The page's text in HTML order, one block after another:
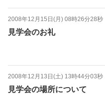
2008年12月15日(月) 08時26分28秒
見学会のお礼
2008年12月13日(土) 13時44分03秒
見学会の場所について